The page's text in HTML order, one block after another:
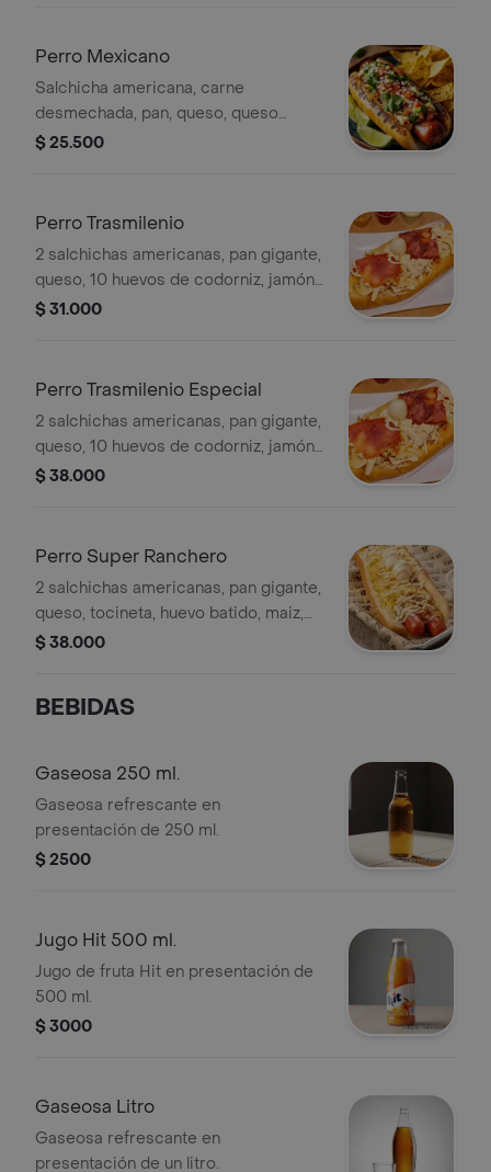
Perro Mexicano
Salchicha americana, carne
desmechada, pan, queso, queso
cheddar, guacamole, sour cream,
$ 25.500
Perro Trasmilenio
2 salchichas americanas, pan gigante,
queso, 10 huevos de codorniz, jamón,
mortadela, tocineta, huevo batido,
$ 31.000
Perro Trasmilenio Especial
2 salchichas americanas, pan gigante,
queso, 10 huevos de codorniz, jamón,
mortadela, tocineta, huevo batido,
$ 38.000
Perro Super Ranchero
2 salchichas americanas, pan gigante,
queso, tocineta, huevo batido, maiz,
pollo, chorizo picado, salsas, papa
$ 38.000
BEBIDAS
Gaseosa 250 ml.
Gaseosa refrescante en
presentación de 250 ml.
$ 2500
Jugo Hit 500 ml.
Jugo de fruta Hit en presentación de
500 ml.
$ 3000
Gaseosa Litro
Gaseosa refrescante en
presentación de un litro.